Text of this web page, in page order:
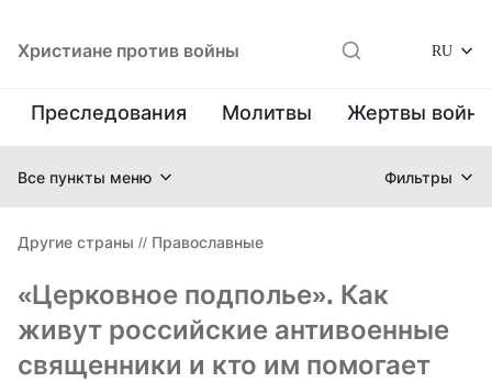
Христиане против войны RU
Преследования Молитвы Жертвы
Все пункты меню Фильтры
Другие страны // Православные
«Церковное подполье». Как
живут российские антивоенные
священники и кто им помогает